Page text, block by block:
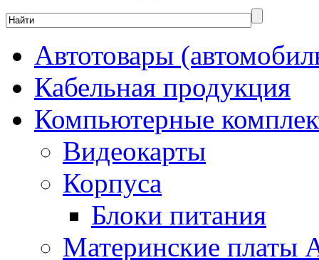
Автотовары
Кабельная продукция
Компьютерные
Видеокарты
Корпуса
Блоки питания
Материнские платы